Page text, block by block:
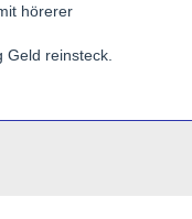
hörerer
reinsteck.